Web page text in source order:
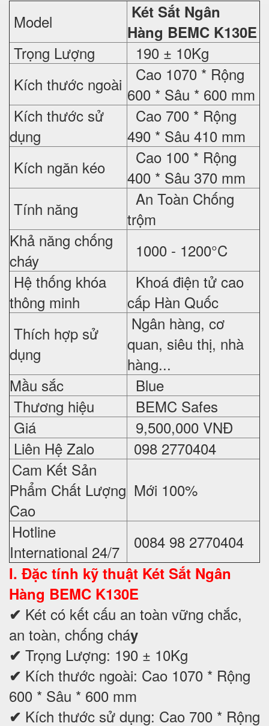
Model
Két Sắt Ngân
Hàng BEMC K130E
Trọng Lượng
190 ± 10Kg
Kích thước ngoài
Cao 1070 * Rộng
600 * Sâu * 600 mm
Kích thước sử
dụng
Cao 700 * Rộng
490 * Sâu 410 mm
Kích ngăn kéo
Cao 100 * Rộng
400 * Sâu 370 mm
Tính năng
An Toàn Chống
trộm
Khả năng chống
cháy
1000 - 1200°C
Hệ thống khóa
thông minh
Khoá điện tử cao
cấp Hàn Quốc
Thích hợp sử
dụng
Ngân hàng, cơ
quan, siêu thị, nhà
hàng...
Mầu sắc
Blue
Thương hiệu
BEMC Safes
Giá
9,500,000 VNĐ
Liên Hệ Zalo
098 2770404
Cam Kết Sản
Phẩm Chất Lượng
Cao
Mới 100%
Hotline
International 24/7
0084 98 2770404
I. Đặc tính kỹ thuật Két Sắt Ngân
Hàng BEMC K130E
✔ Két có kết cấu an toàn vững chắc,
an toàn, chống cháy
✔ Trọng Lượng: 190 ± 10Kg
✔ Kích thước ngoài: Cao 1070 * Rộng
600 * Sâu * 600 mm
✔ Kích thước sử dụng: Cao 700 * Rộng